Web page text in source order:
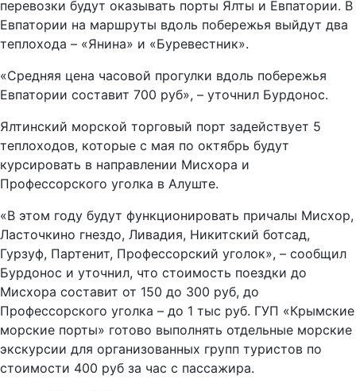
перевозки будут оказывать порты Ялты и Евпатории. В
Евпатории на маршруты вдоль побережья выйдут два
теплохода – «Янина» и «Буревестник».
«Средняя цена часовой прогулки вдоль побережья
Евпатории составит 700 руб», – уточнил Бурдонос.
Ялтинский морской торговый порт задействует 5
теплоходов, которые с мая по октябрь будут
курсировать в направлении Мисхора и
Профессорского уголка в Алуште.
«В этом году будут функционировать причалы Мисхор,
Ласточкино гнездо, Ливадия, Никитский ботсад,
Гурзуф, Партенит, Профессорский уголок», – сообщил
Бурдонос и уточнил, что стоимость поездки до
Мисхора составит от 150 до 300 руб, до
Профессорского уголка – до 1 тыс руб. ГУП «Крымские
морские порты» готово выполнять отдельные морские
экскурсии для организованных групп туристов по
стоимости 400 руб за час с пассажира.